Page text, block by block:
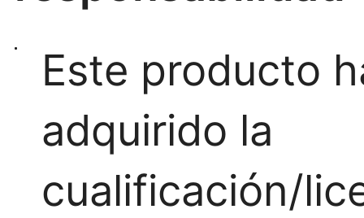
Este producto
adquirido la
cualificación/